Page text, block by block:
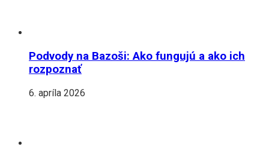
Podvody na Bazoši: Ako fungujú a ako ich
rozpoznať
6. apríla 2026